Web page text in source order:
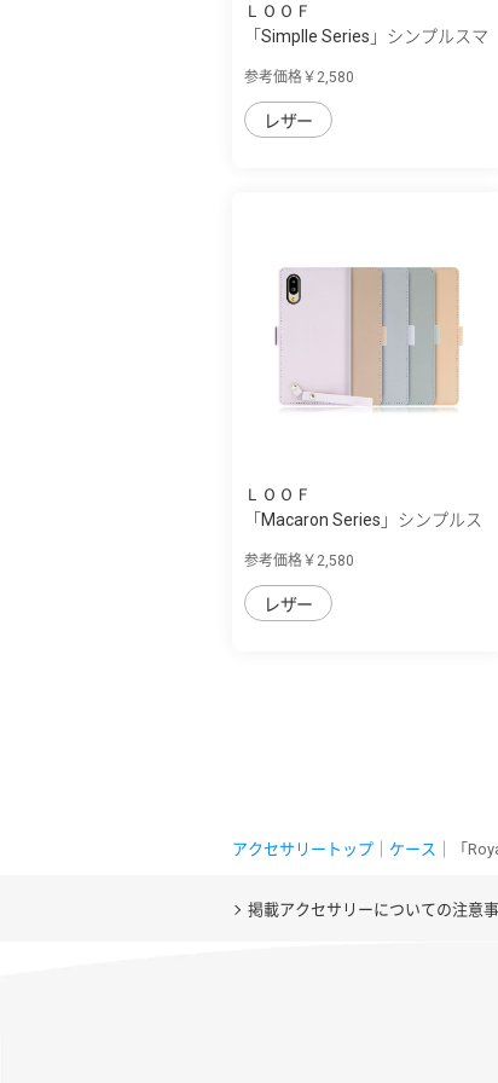
ＬＯＯＦ
「Simplle Series」シンプルスマ
参考価格￥2,580
レザー
ＬＯＯＦ
「Macaron Series」シンプルス
参考価格￥2,580
レザー
アクセサリートップ ケース ｜「
掲載アクセサリーについての注意